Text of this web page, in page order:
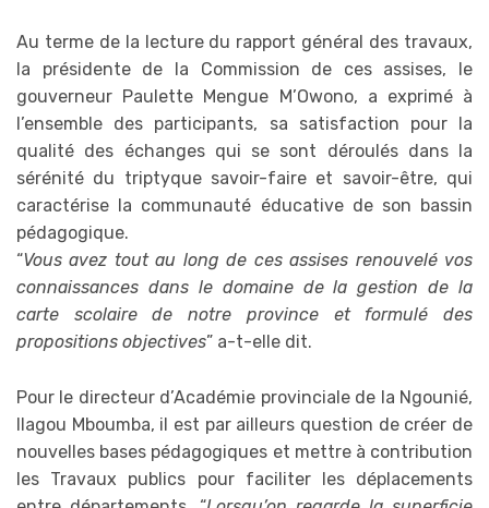
Au terme de la lecture du rapport général des travaux,
la présidente de la Commission de ces assises, le
gouverneur Paulette Mengue M’Owono, a exprimé à
l’ensemble des participants, sa satisfaction pour la
qualité des échanges qui se sont déroulés dans la
sérénité du triptyque savoir-faire et savoir-être, qui
caractérise la communauté éducative de son bassin
pédagogique.
“Vous avez tout au long de ces assises renouvelé vos
connaissances dans le domaine de la gestion de la
carte scolaire de notre province et formulé des
propositions objectives” a-t-elle dit.
Pour le directeur d’Académie provinciale de la Ngounié,
Ilagou Mboumba, il est par ailleurs question de créer de
nouvelles bases pédagogiques et mettre à contribution
les Travaux publics pour faciliter les déplacements